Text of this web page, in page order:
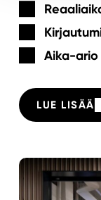
Aika-ario
LUE LISÄÄ